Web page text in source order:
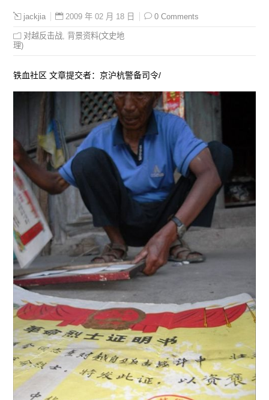
jackjia 2009 年 02 月 18 日 0 Comments
对越反击战 背景资料(文史地
理)
铁血社区 文章提交者：京沪杭警备司令/